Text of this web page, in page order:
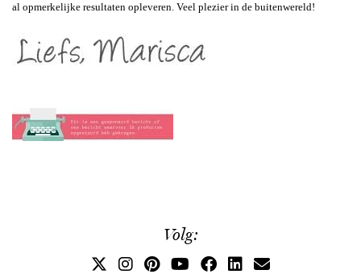
al opmerkelijke resultaten opleveren. Veel plezier in de buitenwereld!
Volg: